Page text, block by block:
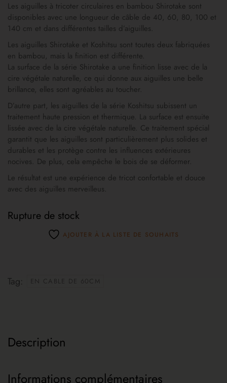
Les aiguilles à tricoter circulaires en bambou Shirotake sont
disponibles avec une longueur de câble de 40, 60, 80, 100 et
140 cm et dans différentes tailles d’aiguilles.
Les aiguilles Shirotake et Koshitsu sont toutes deux fabriquées
en bambou, mais la finition est différente.
La surface de la série Shirotake a une finition lisse avec de la
cire végétale naturelle, ce qui donne aux aiguilles une belle
brillance, elles sont agréables au toucher.
D’autre part, les aiguilles de la série Koshitsu subissent un
traitement haute pression et thermique. La surface est ensuite
lissée avec de la cire végétale naturelle. Ce traitement spécial
garantit que les aiguilles sont particulièrement plus solides et
durables et les protège contre les influences extérieures
nocives. De plus, cela empêche le bois de se déformer.
Le résultat est une expérience de tricot confortable et douce
avec des aiguilles merveilleus.
Rupture de stock
AJOUTER À LA LISTE DE SOUHAITS
Tag:
Description
Informations complémentaires